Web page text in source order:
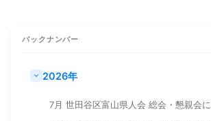
バックナンバー
2026年
7月 世田谷区富山県人会 総会・懇親会